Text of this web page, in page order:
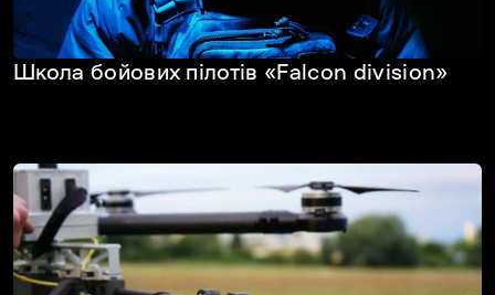
Школа бойових пілотів «Falcon division»